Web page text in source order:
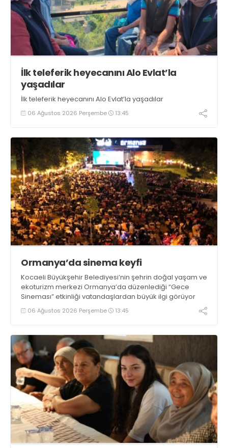
İlk teleferik heyecanını Alo Evlat’la
yaşadılar
İlk teleferik heyecanını Alo Evlat’la yaşadılar
06 Ağustos 2026 Perşembe 13:45
Ormanya’da sinema keyfi
Kocaeli Büyükşehir Belediyesi’nin şehrin doğal yaşam ve
ekoturizm merkezi Ormanya’da düzenlediği “Gece
Sineması” etkinliği vatandaşlardan büyük ilgi görüyor
06 Ağustos 2026 Perşembe 13:45